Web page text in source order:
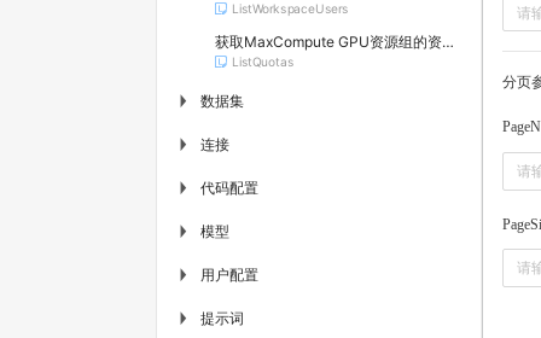
ListWorkspaceUsers
获取MaxCompute GPU资源组的资源配额列表
ListQuotas
▶ 数据集
▶ 连接
▶ 代码配置
▶ 模型
▶ 用户配置
▶ 提示词
分页